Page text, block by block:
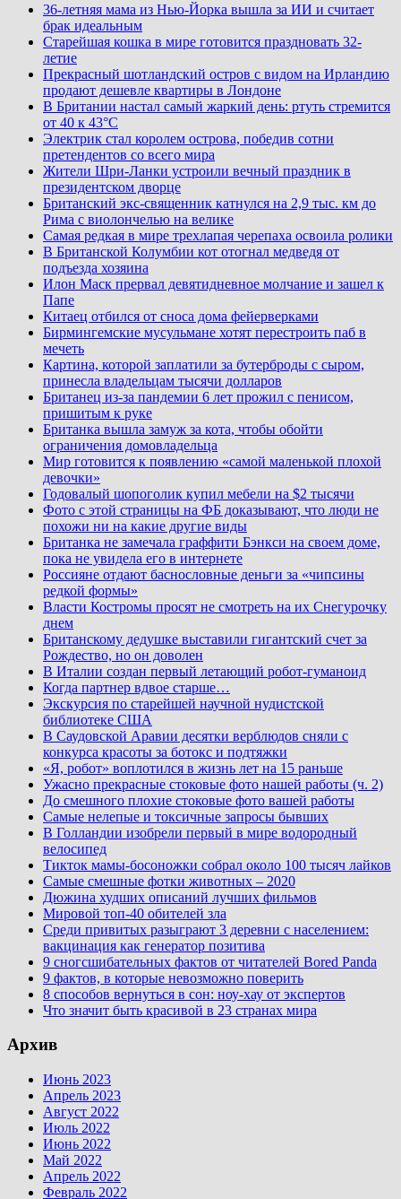
36-летняя мама из Нью-Йорка вышла за ИИ и считает
брак идеальным
Старейшая кошка в мире готовится праздновать 32-
летие
Прекрасный шотландский остров с видом на Ирландию
продают дешевле квартиры в Лондоне
В Британии настал самый жаркий день: ртуть стремится
от 40 к 43°C
Электрик стал королем острова, победив сотни
претендентов со всего мира
Жители Шри-Ланки устроили вечный праздник в
президентском дворце
Британский экс-священник катнулся на 2,9 тыс. км до
Рима с виолончелью на велике
Самая редкая в мире трехлапая черепаха освоила ролики
В Британской Колумбии кот отогнал медведя от
подъезда хозяина
Илон Маск прервал девятидневное молчание и зашел к
Папе
Китаец отбился от сноса дома фейерверками
Бирмингемские мусульмане хотят перестроить паб в
мечеть
Картина, которой заплатили за бутерброды с сыром,
принесла владельцам тысячи долларов
Британец из-за пандемии 6 лет прожил с пенисом,
пришитым к руке
Британка вышла замуж за кота, чтобы обойти
ограничения домовладельца
Мир готовится к появлению «самой маленькой плохой
девочки»
Годовалый шопоголик купил мебели на $2 тысячи
Фото с этой страницы на ФБ доказывают, что люди не
похожи ни на какие другие виды
Британка не замечала граффити Бэнкси на своем доме,
пока не увидела его в интернете
Россияне отдают баснословные деньги за «чипсины
редкой формы»
Власти Костромы просят не смотреть на их Снегурочку
днем
Британскому дедушке выставили гигантский счет за
Рождество, но он доволен
В Италии создан первый летающий робот-гуманоид
Когда партнер вдвое старше…
Экскурсия по старейшей научной нудистской
библиотеке США
В Саудовской Аравии десятки верблюдов сняли с
конкурса красоты за ботокс и подтяжки
«Я, робот» воплотился в жизнь лет на 15 раньше
Ужасно прекрасные стоковые фото нашей работы (ч. 2)
До смешного плохие стоковые фото вашей работы
Самые нелепые и токсичные запросы бывших
В Голландии изобрели первый в мире водородный
велосипед
Тикток мамы-босоножки собрал около 100 тысяч лайков
Самые смешные фотки животных – 2020
Дюжина худших описаний лучших фильмов
Мировой топ-40 обителей зла
Среди привитых разыграют 3 деревни с населением:
вакцинация как генератор позитива
9 сногсшибательных фактов от читателей Bored Panda
9 фактов, в которые невозможно поверить
8 способов вернуться в сон: ноу-хау от экспертов
Что значит быть красивой в 23 странах мира
Архив
Июнь 2023
Апрель 2023
Август 2022
Июль 2022
Июнь 2022
Май 2022
Апрель 2022
Февраль 2022